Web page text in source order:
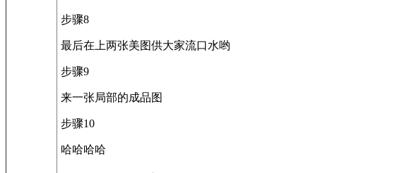
步骤8
最后在上两张美图供大家流口水哟
步骤9
来一张局部的成品图
步骤10
哈哈哈哈